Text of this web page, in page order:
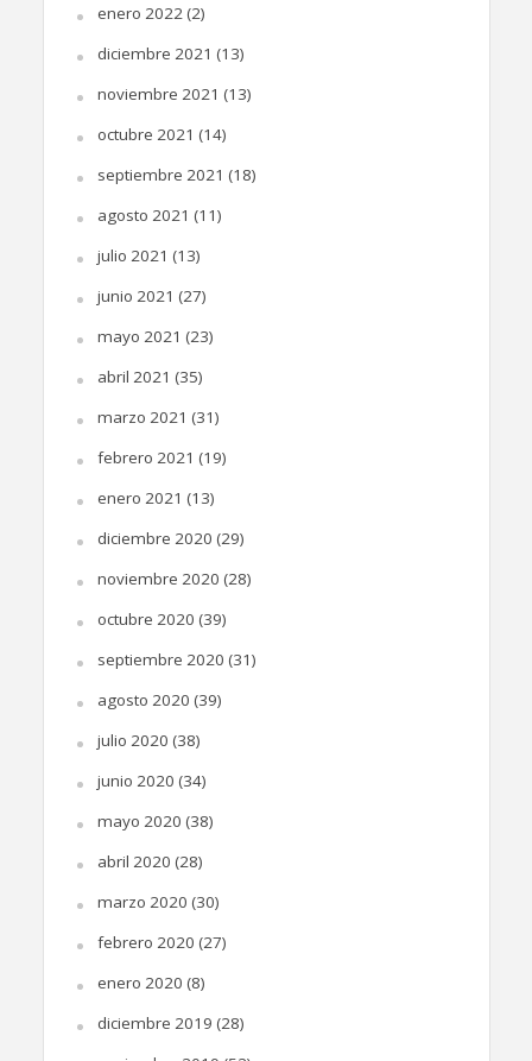
enero 2022(2)
diciembre 2021 (13)
noviembre 2021 (13)
octubre 2021 (14)
septiembre 2021 (18)
agosto 2021 (11)
julio 2021 (13)
junio 2021 (27)
mayo 2021 (23)
abril 2021 (35)
marzo 2021 (31)
febrero 2021 (19)
enero 2021 (13)
diciembre 2020 (29)
noviembre 2020 (28)
octubre 2020 (39)
septiembre 2020 (31)
agosto 2020 (39)
julio 2020 (38)
junio 2020 (34)
mayo 2020 (38)
abril 2020 (28)
marzo 2020 (30)
febrero 2020 (27)
enero 2020 (8)
diciembre 2019 (28)